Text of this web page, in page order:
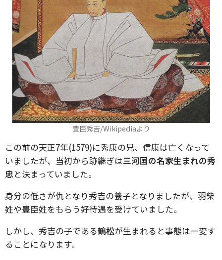
豊臣秀吉/Wikipediaより
この前の天正7年(1579)に秀康の兄、信康は亡くなって
いましたが、当初から跡継ぎは三河国の名家生まれの秀
忠と決まっていました。
身分の低さが仇となり秀吉の養子となりましたが、羽柴
姓や豊臣姓をもらう好待遇を受けていました。
しかし、秀吉の子である鶴松が生まれると事態は一変す
ることになります。